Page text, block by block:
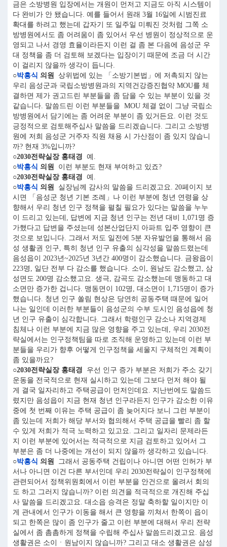
금은 소방병원 입장에서는 개원이 먼저고 지금도 아직 시스템이
다 완비가 안 됐습니다. 예를 들어서 원래 3월 16일에 시범진료
확대를 하려고 했는데 갑자기 또 일주일 미뤄진 것처럼 그쪽 소
방병원에서도 좀 어려움이 좀 있어서 우선 병원이 정상적으로 운
영되고 나서 경영 효율이라든지 이런 걸 좀 본 다음에 음성군 우
대 정책을 좀 더 검토해 보겠다는 입장이기 때문에 조금 더 시간
이 걸리지 않을까 생각이 듭니다.
○박흥식 의원
상위법에 있는 「소방기본법」에 저촉되지 않는
우리 음성군과 국립소방병원과의 지역건강증진협약 MOU를 체
결하면 제가 권고드린 부분들을 좀 담을 수 있는 부분이 있을 것
같습니다. 말씀드린 이런 부분들을 MOU 체결 없이 그냥 국립소
방병원에서 담기에는 좀 어려운 부분이 좀 있거든요. 이런 것도
긍정적으로 검토해주십사 말씀을 드리겠습니다. 그리고 소방병
원에 저희 음성군 거주자 직원 채용 시 가산점이 좀 있지 않습니
까? 현재 3%입니까?
○2030전략실장 홍태경 예.
○박흥식 의원
이런 부분도 현재 부여하고 있죠?
○2030전략실장 홍태경 예.
○박흥식 의원
실장님께 감사의 말씀을 드리겠고요. 20페이지 보
시면 「음성군 청년 기본 조례」나 이런 부분에 청년 연령을 상
향해서 우리 청년 인구 정책을 펼칠 필요가 있다는 말씀을 누누
이 드리고 있는데, 답변에 지금 청년 인구는 전년 대비 1,071명 증
가했다고 답변을 주셨는데 성본산업단지 아파트 입주 영향이 큰
것으로 보입니다. 그래서 저도 일전에 5분 자유발언을 통해서 음
성 생활권 인구, 특히 청년 인구 유출의 심각성을 말씀드렸는데
음성읍이 2023년~2025년 3년간 400명이 감소했습니다. 금왕읍이
223명, 일단 전부 다 감소를 했습니다. 소이, 원남도 감소했고, 삼
성면도 200명 감소했고요. 생극, 감곡도 감소했는데 맹동하고 대
소면만 증가한 겁니다. 맹동면이 102명, 대소면이 1,715명이 증가
했습니다. 청년 인구 쏠림 현상은 당연히 공동주택 때문에 일어
나는 일인데 이러한 부분들이 음성군의 수부 도시인 음성읍에 청
년 인구 유출이 심각합니다. 그래서 학령인구 감소나 지역경제
침체나 이런 부분에 지금 많은 영향을 주고 있는데, 우리 2030전
략실에서는 인구정책팀을 따로 조직해 운영하고 있는데 이런 부
분들을 우리가 향후 어떻게 인구정책을 세울지 구체적인 계획이
좀 있을까요?
○2030전략실장 홍태경 우선 인구 증가 부분은 저희가 주소 갖기
운동을 전국적으로 현재 실시하고 있는데 그보다 먼저 해야 될
게 결국 일자리하고 주택공급이 먼저인데요. 지난번에도 말씀드
렸지만 음성읍이 지금 현재 청년 인구라든지 인구가 감소한 이유
중에 첫 번째 이유는 주택 공급이 좀 늦어지다 보니 그런 부분이
좀 있는데 저희가 해당 부서와 협의해서 주택 공급을 빨리 좀 할
수 있게 저희가 적극 노력하고 있고요. 그리고 일자리 문제라든
지 이런 부분에 있어서는 적극적으로 지금 검토하고 있어서 그
부분은 좀 더 나중에는 개선이 되지 않을까 생각하고 있습니다.
○박흥식 의원
그래서 공동주택 건립이나 아니면 어떤 인허가 부
서나 아니면 이건 다른 부서인데 우리 2030전략실이 인구정책에
관련되어서 정책위원회에서 이런 부분을 안건으로 올려서 회의
도 하고 그러지 않습니까? 이런 의견을 적극적으로 개진해 주십
사 말씀을 드리겠고요. 대소읍 승격은 정말 축하할 일이지만 이
게 관내에서 인구가 이동을 해서 큰 영향을 끼쳐서 한쪽이 읍이
되고 한쪽은 많이 좀 인구가 줄고 이런 부분에 대해서 우리 전략
실에서 좀 촘촘하게 정책을 수립해 주십사 말씀드리겠고요. 음성
생활권은 소이ㆍ원남이지 않습니까? 그리고 대소 생활권은 삼성